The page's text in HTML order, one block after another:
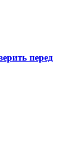
перед